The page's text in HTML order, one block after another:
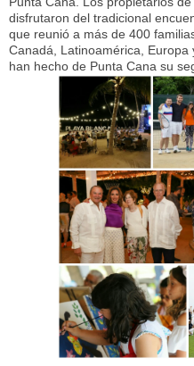
disfrutaron del tradicional
que reunió a más de 400
Canadá, Latinoamérica,
han hecho de Punta Cana su